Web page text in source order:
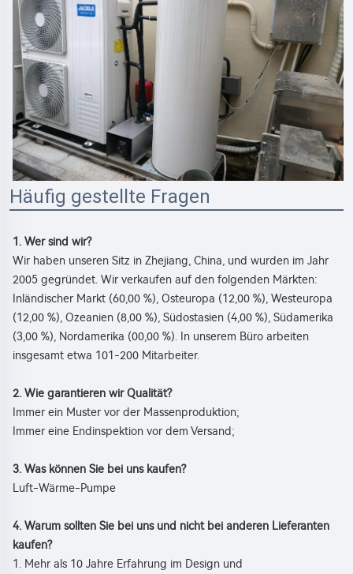
Häufig gestellte Fragen
1. Wer sind wir?
Wir haben unseren Sitz in Zhejiang, China, und wurden im Jahr
2005 gegründet. Wir verkaufen auf den folgenden Märkten:
Inländischer Markt (60,00 %), Osteuropa (12,00 %), Westeuropa
(12,00 %), Ozeanien (8,00 %), Südostasien (4,00 %), Südamerika
(3,00 %), Nordamerika (00,00 %). In unserem Büro arbeiten
insgesamt etwa 101-200 Mitarbeiter.
2. Wie garantieren wir Qualität?
Immer ein Muster vor der Massenproduktion;
Immer eine Endinspektion vor dem Versand;
3. Was können Sie bei uns kaufen?
Luft-Wärme-Pumpe
4. Warum sollten Sie bei uns und nicht bei anderen Lieferanten
kaufen?
1. Mehr als 10 Jahre Erfahrung im Design und